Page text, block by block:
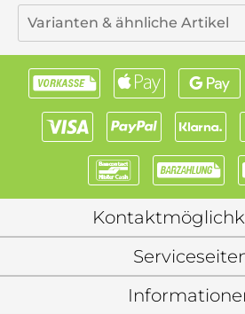
Varianten & ähnliche Artikel